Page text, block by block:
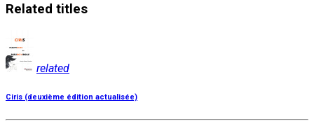
Related titles
related
Ciris (deuxième édition actualisée)